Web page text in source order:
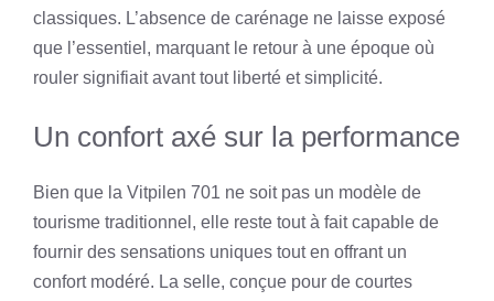
classiques. L’absence de carénage ne laisse exposé
que l’essentiel, marquant le retour à une époque où
rouler signifiait avant tout liberté et simplicité.
Un confort axé sur la performance
Bien que la Vitpilen 701 ne soit pas un modèle de
tourisme traditionnel, elle reste tout à fait capable de
fournir des sensations uniques tout en offrant un
confort modéré. La selle, conçue pour de courtes